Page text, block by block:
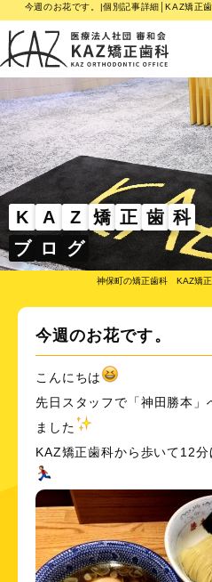
今週のお花です。|個別記事詳細│KAZ矯正
K A Z 矯 正 歯 科
ブ ロ グ
神保町の矯正歯科 KAZ矯正
今週のお花です。
こんにちは
先日スタッフで「神田勝本」
ました
KAZ矯正歯科から歩いて12
医院案内
矯正歯科治療のご案内
矯正装置のご紹介
その他